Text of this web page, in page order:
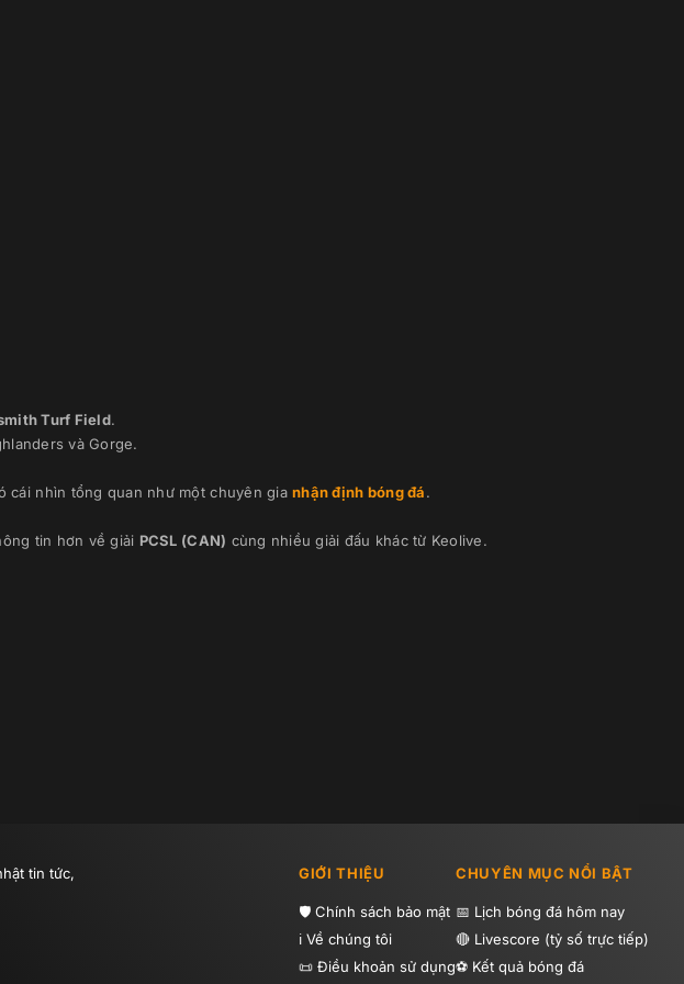
Turf Field.
vàGorge.
cái nhìn tổng quan như một chuyên gia nhận định bóng đá.
tin hơn về giải PCSL (CAN) cùng nhiều giải đấu khác từ Keolive.
tin tức,
GIỚI THIỆU
Chính sách bảo mật
Về chúng tôi
Điều khoản sử dụng
CHUYÊN MỤC NỔI BẬT
Lịch bóng đá hôm nay
Livescore (tỷ số trực tiếp)
Kết quả bóng đá